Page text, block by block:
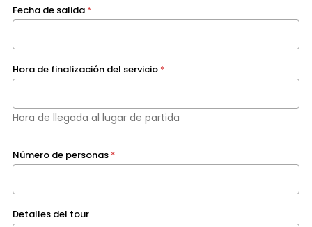
Fecha de salida *
Hora de finalización del servicio *
Hora de llegada al lugar de partida
Número de personas *
Detalles del tour